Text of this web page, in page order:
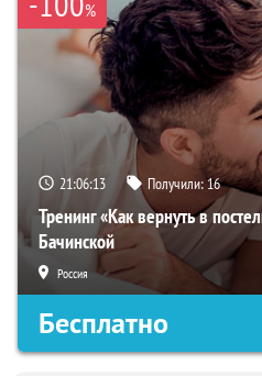
%
21:06:12 Получили:16
Тренинг «Как вернуть в
Бачинской
Россия
Бесплатно